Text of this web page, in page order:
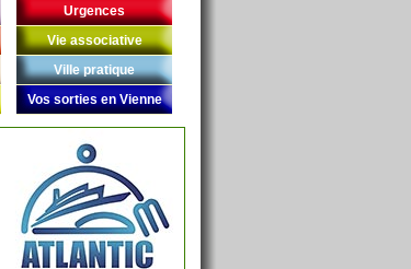
Urgences
Vie associative
Ville pratique
Vos sorties en Vienne